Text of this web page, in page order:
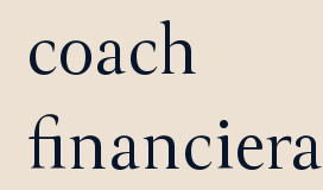
coach
financiera